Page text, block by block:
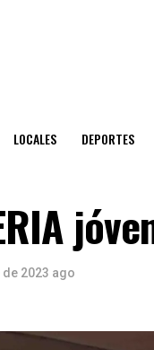
LOCALES DEPORTES
2023 ago